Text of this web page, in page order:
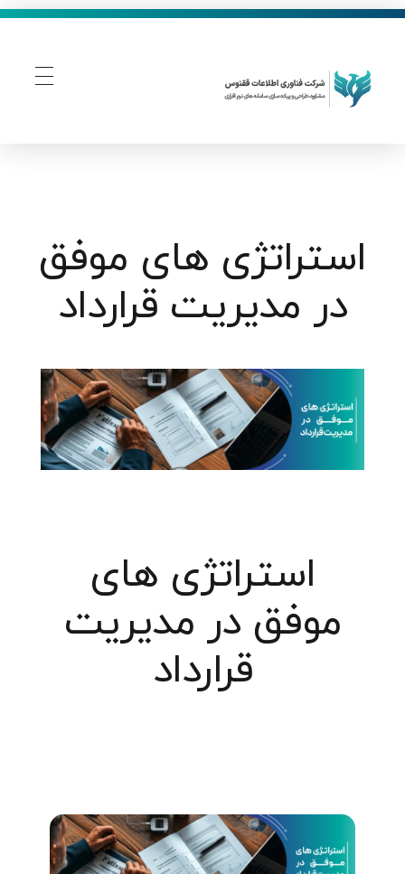
استراتژی های موفق
در مدیریت قرارداد
استراتژی های
موفق در مدیریت
قرارداد